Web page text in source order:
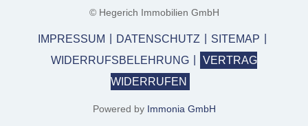
© Hegerich Immobilien GmbH
IMPRESSUM DATENSCHUTZ
SITEMAP
WIDERRUFSBELEHRUNG
VERTRAG
WIDERRUFEN
Powered by Immonia GmbH